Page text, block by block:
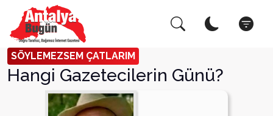
SÖYLEMEZSEM ÇATLARIM
Hangi Gazetecilerin Günü?
Arama Yap! Kapat